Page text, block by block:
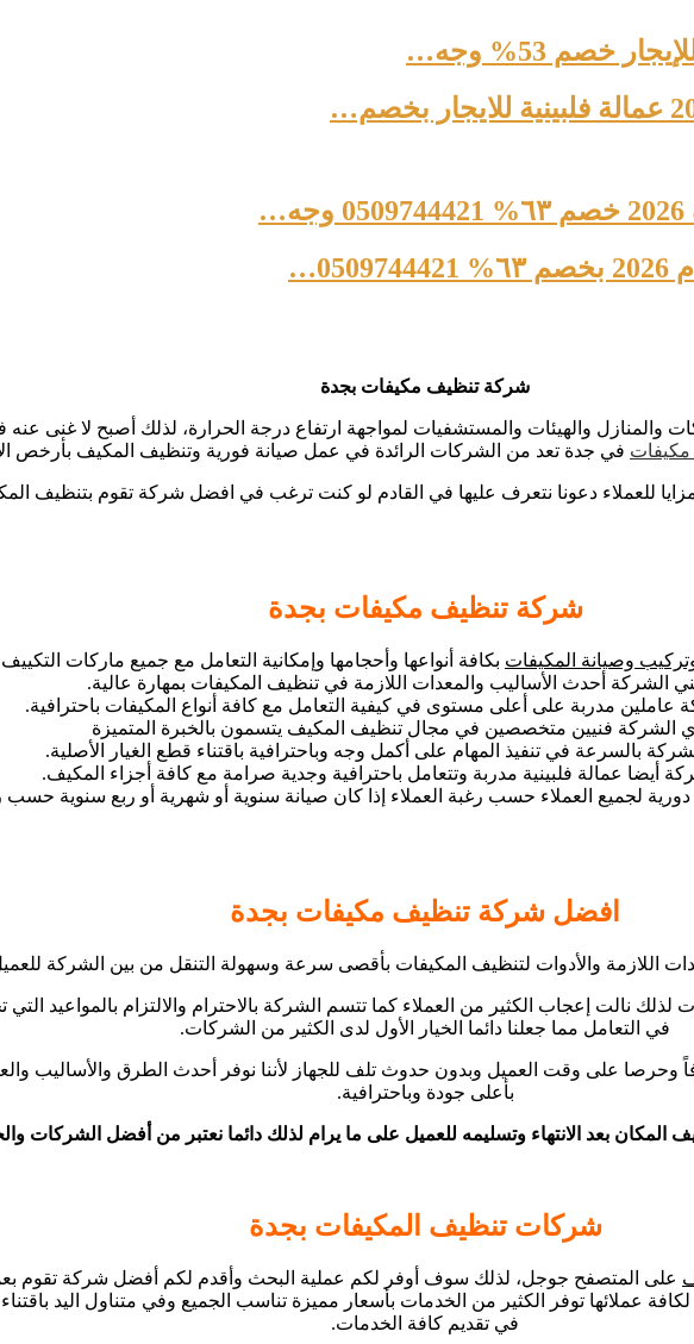
شركة تنظيف مكيفات بجدة
والمنازل والهيئات والمستشفيات لمواجهة ارتفاع درجة الحرارة، لذلك أصبح لا غنى
في جدة تعد من الشركات الرائدة في عمل صيانة فورية وتنظيف المكيف بأرخص
للعملاء دعونا نتعرف عليها في القادم لو كنت ترغب في افضل شركة تقوم بتنظيف
شركة تنظيف مكيفات بجدة
وصيانة المكيفات بكافة أنواعها وأحجامها وإمكانية التعامل مع جميع ماركات
الشركة أحدث الأساليب والمعدات اللازمة في تنظيف المكيفات بمهارة عالية.
عاملين مدربة على أعلى مستوى في كيفية التعامل مع كافة أنواع المكيفات باحترافية.
الشركة فنيين متخصصين في مجال تنظيف المكيف يتسمون بالخبرة المتميزة
بالسرعة في تنفيذ المهام على أكمل وجه وباحترافية باقتناء قطع الغيار الأصلية.
أيضا عمالة فلبينية مدربة وتتعامل باحترافية وجدية صرامة مع كافة أجزاء المكيف.
لجميع العملاء حسب رغبة العملاء إذا كان صيانة سنوية أو شهرية أو ربع سنوية حسب
افضل شركة تنظيف مكيفات بجدة
اللازمة والأدوات لتنظيف المكيفات بأقصى سرعة وسهولة التنقل من بين الشركة
نالت إعجاب الكثير من العملاء كما تتسم الشركة بالاحترام والالتزام بالمواعيد التي
في التعامل مما جعلنا دائما الخيار الأول لدى الكثير من الشركات.
على وقت العميل وبدون حدوث تلف للجهاز لأننا نوفر أحدث الطرق والأساليب
بأعلى جودة وباحترافية.
بعد الانتهاء وتسليمه للعميل على ما يرام لذلك دائما نعتبر من أفضل الشركات
شركات تنظيف المكيفات بجدة
على المتصفح جوجل، لذلك سوف أوفر لكم عملية البحث وأقدم لكم أفضل شركة تقوم
عملائها توفر الكثير من الخدمات بأسعار مميزة تناسب الجميع وفي متناول اليد
في تقديم كافة الخدمات.